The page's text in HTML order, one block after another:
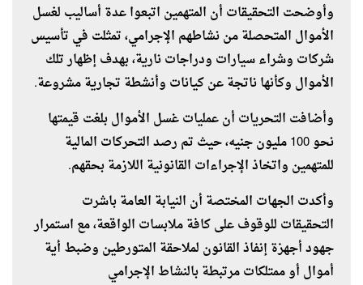
وأوضحت التحقيقات أن المتهمين اتبعوا عدة أساليب لغسل
الأموال المتحصلة من نشاطهم الإجرامي، تمثلت في تأسيس
شركات وشراء سيارات ودراجات نارية، بهدف إظهار تلك
الأموال وكأنها ناتجة عن كيانات وأنشطة تجارية مشروعة.
وأضافت التحريات أن عمليات غسل الأموال بلغت قيمتها
نحو 100 مليون جنيه، حيث تم رصد التحركات المالية
للمتهمين واتخاذ الإجراءات القانونية اللازمة بحقهم.
وأكدت الجهات المختصة أن النيابة العامة باشرت
التحقيقات للوقوف على كافة ملابسات الواقعة، مع استمرار
جهود أجهزة إنفاذ القانون لملاحقة المتورطين وضبط أية
أموال أو ممتلكات مرتبطة بالنشاط الإجرامي